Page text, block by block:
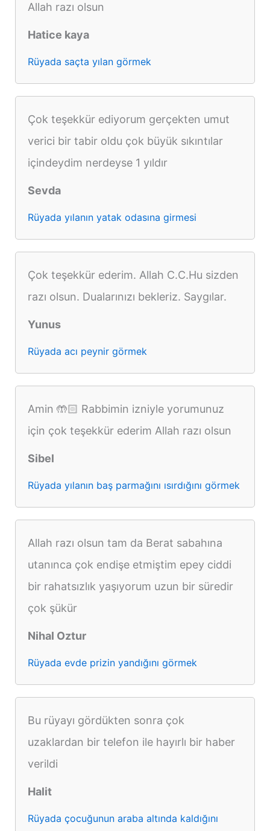
Allah razı olsun
Hatice kaya
Rüyada saçta yılan görmek
Çok teşekkür ediyorum gerçekten umut
verici bir tabir oldu çok büyük sıkıntılar
içindeydim nerdeyse 1 yıldır
Sevda
Rüyada yılanın yatak odasına girmesi
Çok teşekkür ederim. Allah C.C.Hu sizden
razı olsun. Dualarınızı bekleriz. Saygılar.
Yunus
Rüyada acı peynir görmek
Amin 🤲🏻 Rabbimin izniyle yorumunuz
için çok teşekkür ederim Allah razı olsun
Sibel
Rüyada yılanın baş parmağını ısırdığını görmek
Allah razı olsun tam da Berat sabahına
utanınca çok endişe etmiştim epey ciddi
bir rahatsızlık yaşıyorum uzun bir süredir
çok şükür
Nihal Oztur
Rüyada evde prizin yandığını görmek
Bu rüyayı gördükten sonra çok
uzaklardan bir telefon ile hayırlı bir haber
verildi
Halit
Rüyada çocuğunun araba altında kaldığını